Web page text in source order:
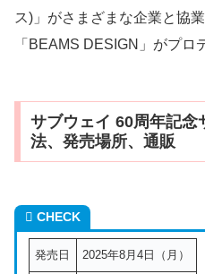
ス)」がさまざまな企業と協
「BEAMS DESIGN」がプロ
サブウェイ 60周年記
法、発売場所、通販
CHECK
発売日 2025年8月4日（月）